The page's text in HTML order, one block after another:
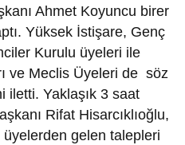
Ahmet Koyuncu birer
Yüksek İstişare, Genç
Kurulu üyeleri ile
ve Meclis Üyeleri de söz
iletti. Yaklaşık 3 saat
Rifat Hisarcıklıoğlu,
gelen talepleri